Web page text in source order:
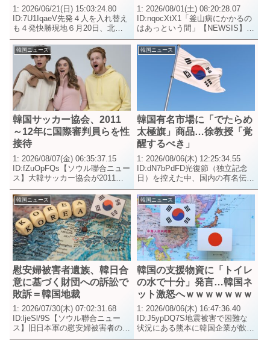
ン、ドン！」
1: 2026/06/21(日) 15:03:24.80
ID:7U1IqaeV先発４人を入れ替え
も４発快勝現地６月20日、北中
米ワールドカップ・グループＦの
日本代表とチュニジア代表がメキ
シコ・モンテレイで対戦。日本は
開始４分にいきなり中村...
1: 2026/08/01(土) 08:20:28.07
ID:nqocXtX1「釜山病にかかるの
はあっという間」【NEWSIS】
最近、台湾・中国・日本などアジ
ア圏の観光客のソーシャル・ネッ
トワーキング・サービス
（SNS）には、「釜山病に...
韓国ニュース
韓国サッカー協会、2011
～12年に国際審判員らを性
接待
1: 2026/08/07(金) 06:35:37.15
ID:fZuOpFQs【ソウル聯合ニュー
ス】大韓サッカー協会が2011年3
月から12年3月にかけて、韓国で
開催されたワールドカップ（W
杯）や五輪の予選、国際親善試合
の国際審判員ら10...
韓国ニュース
韓国有名市場に「でたらめ
太極旗」商品…徐教授「覚
醒するべき」
1: 2026/08/06(木) 12:25:34.55
ID:dN7bPdFD光復節（独立記念
日）を控えた中、国内の有名伝統
市場やSNSでも誤って表記され
た太極旗（韓国の国旗）のデザイ
ンが無分別に流通していることが
分かった。#【写真】イベ...
韓国ニュース
慰安婦被害者遺族、韓日合
意に基づく財団への訴訟で
敗訴＝韓国地裁
1: 2026/07/30(木) 07:02:31.68
ID:ljeSl/9S【ソウル聯合ニュー
ス】旧日本軍の慰安婦被害者の遺
族が日本政府から賠償金を受け取
韓国ニュース
韓国の支援物資に「トイレ
の水で十分」発言…韓国ネ
ット激怒へｗｗｗｗｗｗｗ
1: 2026/08/06(木) 16:47:36.40
ID:J5ypDQ7S地震被害で困難な
状況にある熊本に韓国企業が飲料
水や生活必需品を支援する中、一